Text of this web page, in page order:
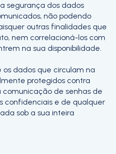
segurança dos dados
não podendo
outras finalidades que
nem correlacioná-los com
na sua disponibilidade.
dados que circulam na
protegidos contra
comunicação de senhas de
confidenciais e de qualquer
sob a sua inteira